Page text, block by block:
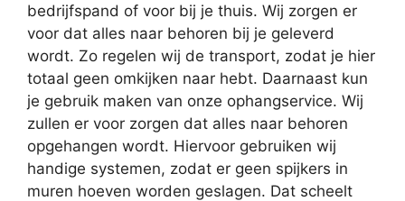
bedrijfspand of voor bij je thuis. Wij zorgen er
voor dat alles naar behoren bij je geleverd
wordt. Zo regelen wij de transport, zodat je hier
totaal geen omkijken naar hebt. Daarnaast kun
je gebruik maken van onze ophangservice. Wij
zullen er voor zorgen dat alles naar behoren
opgehangen wordt. Hiervoor gebruiken wij
handige systemen, zodat er geen spijkers in
muren hoeven worden geslagen. Dat scheelt